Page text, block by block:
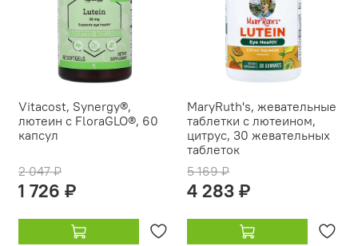
Vitacost, Synergy®,
лютеин с FloraGLO®, 60
капсул
2 047 ₽
1 726 ₽
MaryRuth's, жевательные
таблетки с лютеином,
цитрус, 30 жевательных
таблеток
5 169 ₽
4 283 ₽